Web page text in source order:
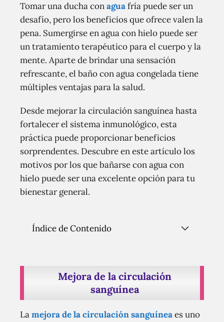
Tomar una ducha conaguafría puede ser un
desafío, pero los beneficios que ofrece valen la
pena. Sumergirse en agua con hielo puede ser
un tratamiento terapéutico para el cuerpo y la
mente. Aparte de brindar una sensación
refrescante, el baño con agua congelada tiene
múltiples ventajas para la salud.
Desde mejorar la circulación sanguínea hasta
fortalecer el sistema inmunológico, esta
práctica puede proporcionar beneficios
sorprendentes. Descubre en este artículo los
motivos por los que bañarse con agua con
hielo puede ser una excelente opción para tu
bienestar general.
Índice de Contenido
Mejora de la circulación
sanguínea
Lamejora de la circulación sanguíneaes uno